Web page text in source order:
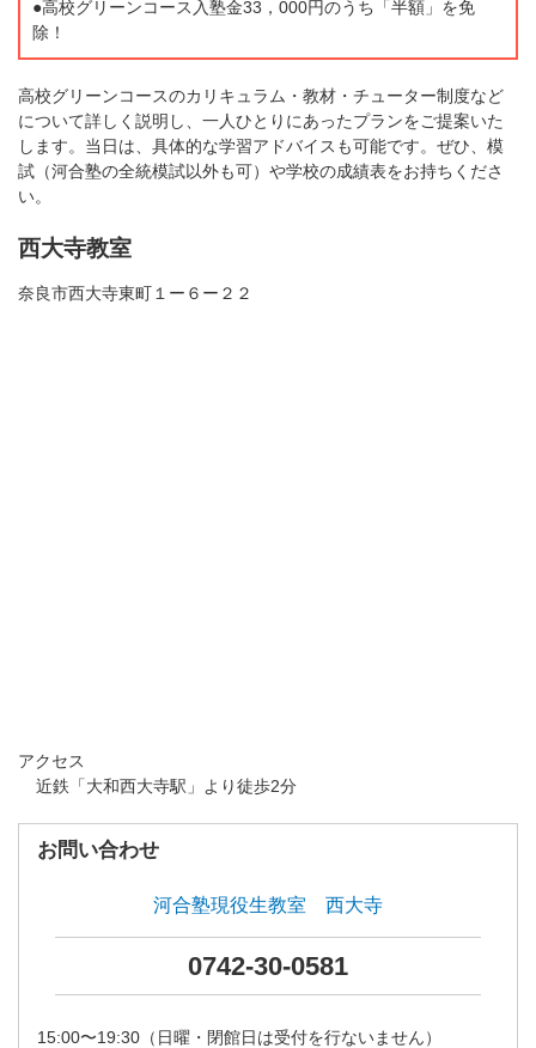
●高校グリーンコース入塾金33，000円のうち「半額」を免
除！
高校グリーンコースのカリキュラム・教材・チューター制度など
について詳しく説明し、一人ひとりにあったプランをご提案いた
します。当日は、具体的な学習アドバイスも可能です。ぜひ、模
試（河合塾の全統模試以外も可）や学校の成績表をお持ちくださ
い。
西大寺教室
奈良市西大寺東町１ー６ー２２
アクセス
近鉄「大和西大寺駅」より徒歩2分
お問い合わせ
河合塾現役生教室 西大寺
0742-30-0581
15:00〜19:30（日曜・閉館日は受付を行ないません）